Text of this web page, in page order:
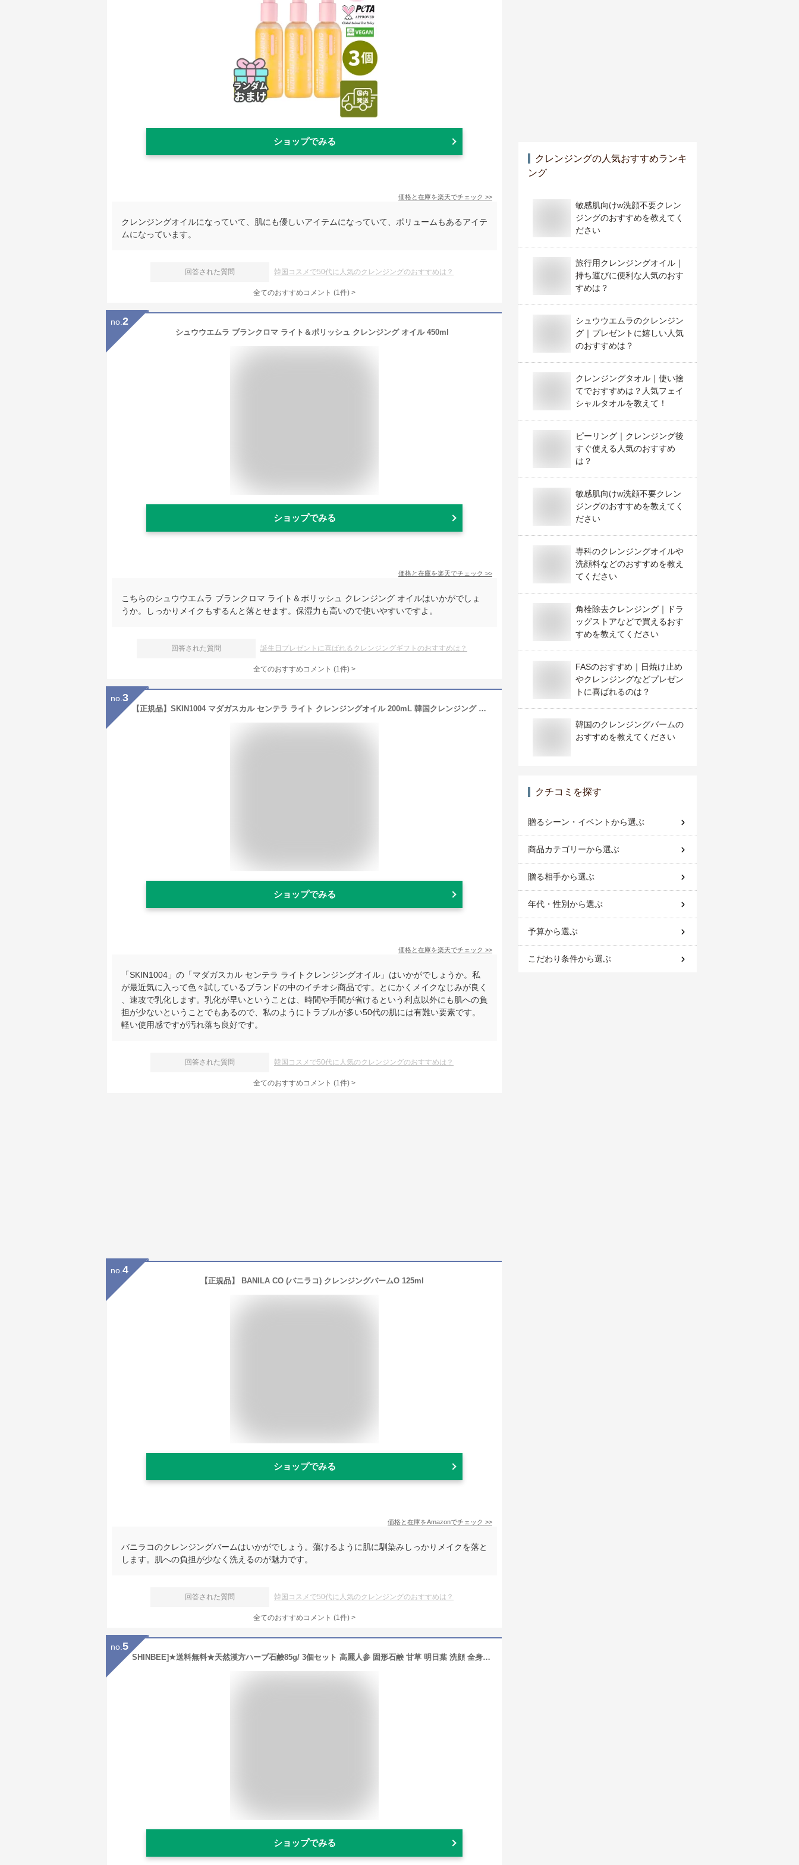
ショップでみる
価格と在庫を楽天でチェック >>
クレンジングオイルになっていて、肌にも優しいアイテムになっていて、ボリュームもあるアイテ
ムになっています。
回答された質問 韓国コスメで50代に人気のクレンジングのおすすめは？
全てのおすすめコメント (1件) >
no. 2
シュウウエムラ ブランクロマ ライト＆ポリッシュ クレンジング オイル 450ml
ショップでみる
価格と在庫を楽天でチェック >>
こちらのシュウウエムラ ブランクロマ ライト＆ポリッシュ クレンジング オイルはいかがでしょ
うか。しっかりメイクもするんと落とせます。保湿力も高いので使いやすいですよ。
回答された質問 誕生日プレゼントに喜ばれるクレンジングギフトのおすすめは？
全てのおすすめコメント (1件) >
no. 3
【正規品】SKIN1004 マダガスカル センテラ ライト クレンジングオイル 200mL 韓国クレンジング 軽いテクスチャー すっきり洗い上がり デイリーケア
ショップでみる
価格と在庫を楽天でチェック >>
「SKIN1004」の「マダガスカル センテラ ライトクレンジングオイル」はいかがでしょうか。私
が最近気に入って色々試しているブランドの中のイチオシ商品です。とにかくメイクなじみが良く
、速攻で乳化します。乳化が早いということは、時間や手間が省けるという利点以外にも肌への負
担が少ないということでもあるので、私のようにトラブルが多い50代の肌には有難い要素です。
軽い使用感ですが汚れ落ち良好です。
回答された質問 韓国コスメで50代に人気のクレンジングのおすすめは？
全てのおすすめコメント (1件) >
no. 4
【正規品】 BANILA CO (バニラコ) クレンジングバームO 125ml
ショップでみる
価格と在庫をAmazonでチェック >>
バニラコのクレンジングバームはいかがでしょう。蕩けるように肌に馴染みしっかりメイクを落と
します。肌への負担が少なく洗えるのが魅力です。
回答された質問 韓国コスメで50代に人気のクレンジングのおすすめは？
全てのおすすめコメント (1件) >
no. 5
SHINBEE]★送料無料★天然漢方ハーブ石鹸85g/ 3個セット 高麗人参 固形石鹸 甘草 明日葉 洗顔 全身洗える 石鹸シャンプー セット まとめ買い 美肌 弱アルカリ性 洗顔料 韓国コスメ 臭い 汚れ 乾燥 毛穴 あせも 肌荒れ 敏感肌 メイク落とし くすみ
ショップでみる
クレンジングの人気おすすめランキ
ング
敏感肌向けw洗顔不要クレン
ジングのおすすめを教えてく
ださい
旅行用クレンジングオイル｜
持ち運びに便利な人気のおす
すめは？
シュウウエムラのクレンジン
グ｜プレゼントに嬉しい人気
のおすすめは？
クレンジングタオル｜使い捨
てでおすすめは？人気フェイ
シャルタオルを教えて！
ピーリング｜クレンジング後
すぐ使える人気のおすすめ
は？
敏感肌向けw洗顔不要クレン
ジングのおすすめを教えてく
ださい
専科のクレンジングオイルや
洗顔料などのおすすめを教え
てください
角栓除去クレンジング｜ドラ
ッグストアなどで買えるおす
すめを教えてください
FASのおすすめ｜日焼け止め
やクレンジングなどプレゼン
トに喜ばれるのは？
韓国のクレンジングバームの
おすすめを教えてください
クチコミを探す
贈るシーン・イベントから選ぶ
商品カテゴリーから選ぶ
贈る相手から選ぶ
年代・性別から選ぶ
予算から選ぶ
こだわり条件から選ぶ